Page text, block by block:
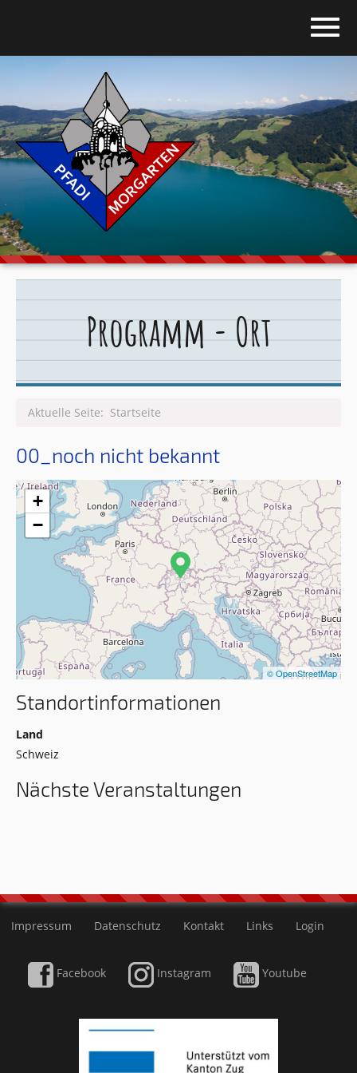
Blog
Über uns
Stufen
DownloadsProgramm - Ort
Aktuelle Seite: Startseite
00_noch nicht bekannt
+
−
© OpenStreetMap
Standortinformationen
Land
Schweiz
Nächste Veranstaltungen
Impressum Datenschutz Kontakt Links Login
Facebook Instagram Youtube